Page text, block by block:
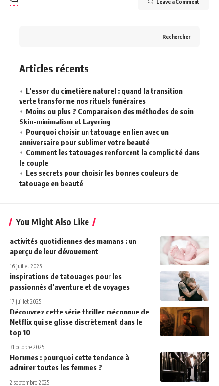
Leave a Comment
Rechercher
Articles récents
L’essor du cimetière naturel : quand la transition
verte transforme nos rituels funéraires
Moins ou plus ? Comparaison des méthodes de soin
Skin-minimalism et Layering
Pourquoi choisir un tatouage en lien avec un
anniversaire pour sublimer votre beauté
Comment les tatouages renforcent la complicité dans
le couple
Les secrets pour choisir les bonnes couleurs de
tatouage en beauté
You Might Also Like
activités quotidiennes des mamans : un
aperçu de leur dévouement
16 juillet 2025
inspirations de tatouages pour les
passionnés d’aventure et de voyages
17 juillet 2025
Découvrez cette série thriller méconnue de
Netflix qui se glisse discrètement dans le
top 10
31 octobre 2025
Hommes : pourquoi cette tendance à
admirer toutes les femmes ?
2 septembre 2025